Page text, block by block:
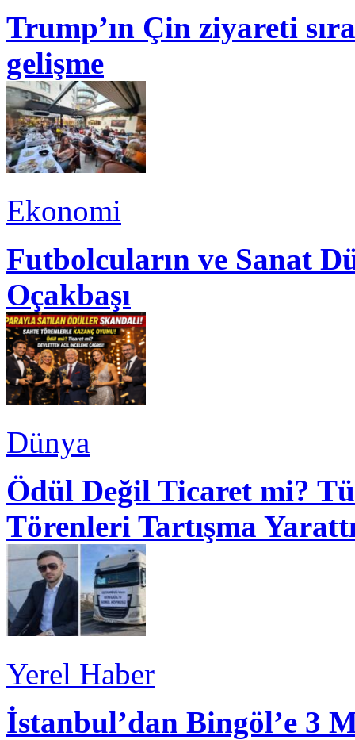
Trump’ın Çin ziyareti
gelişme
Ekonomi
Futbolcuların ve Sanat
Oçakbaşı
Dünya
Ödül Değil Ticaret mi?
Törenleri Tartışma
Yerel Haber
İstanbul’dan Bingöl’e 3